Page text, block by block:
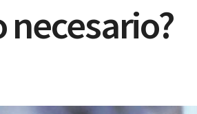
necesario?